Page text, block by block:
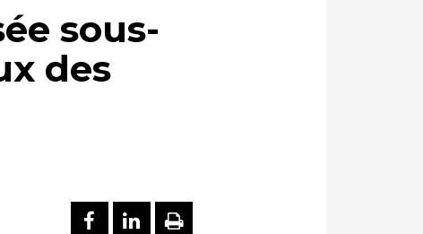
sous-
des
PARTAGER SUR FACEBOOK
PARTAGER SUR
IMPRIMER